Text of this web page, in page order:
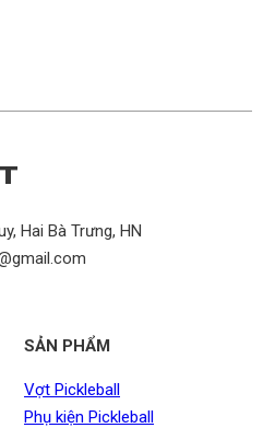
Hai Bà Trưng, HN
SẢN PHẨM
Vợt Pickleball
Phụ kiện Pickleball